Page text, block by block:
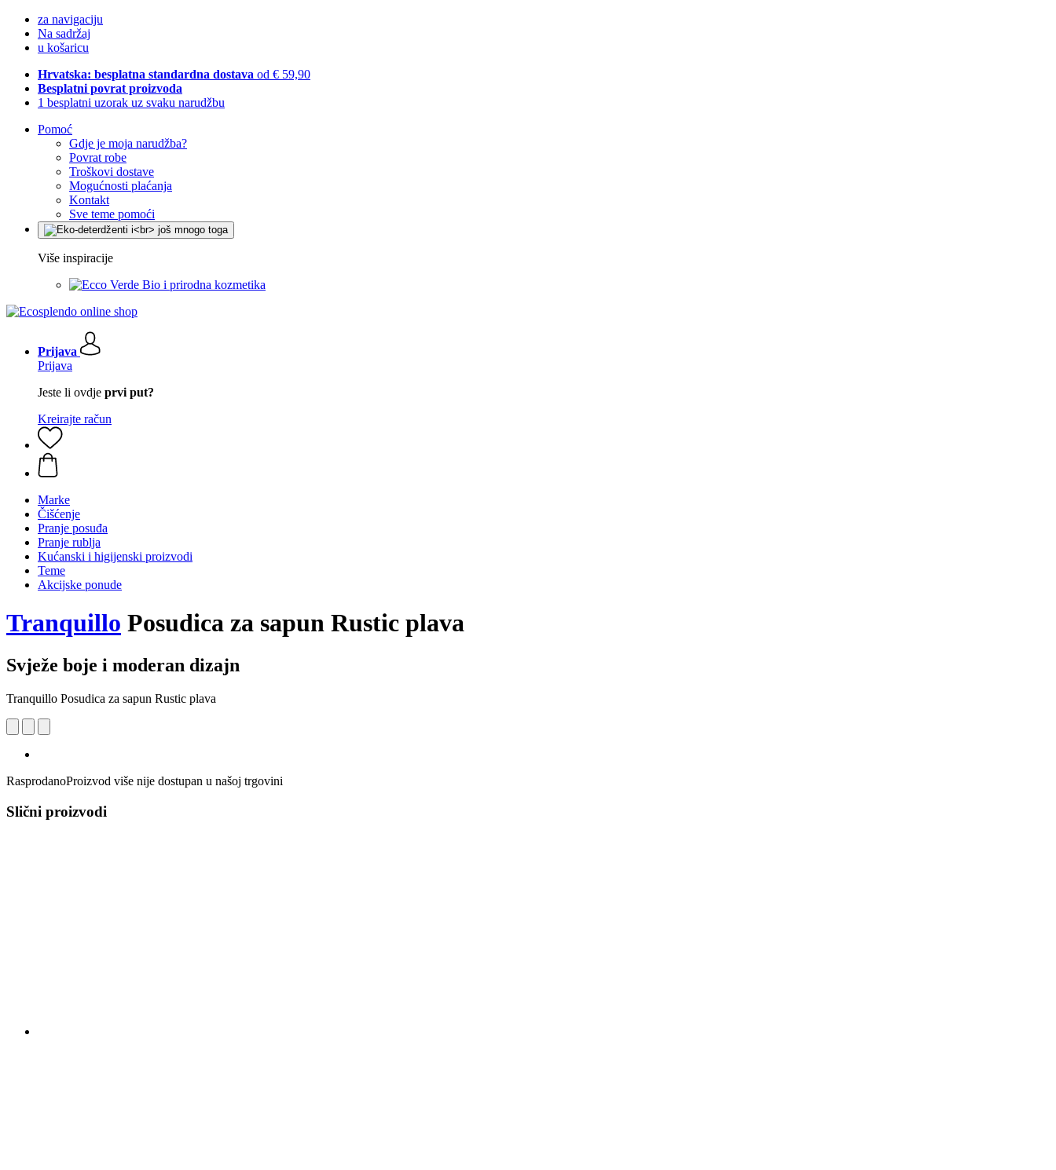
za navigaciju
Na sadržaj
u košaricu
Hrvatska: besplatna standardna dostava od € 59,90
Besplatni povrat proizvoda
1 besplatni uzorak uz svaku narudžbu
Pomoć
Gdje je moja narudžba?
Povrat robe
Troškovi dostave
Mogućnosti plaćanja
Kontakt
Sve teme pomoći
Više inspiracije
Bio i prirodna kozmetika
Prijava
Prijava
Jeste li ovdje prvi put?
Kreirajte račun
Marke
Čišćenje
Pranje posuđa
Pranje rublja
Kućanski i higijenski proizvodi
Teme
Akcijske ponude
Tranquillo Posudica za sapun Rustic plava
Svježe boje i moderan dizajn
Tranquillo Posudica za sapun Rustic plava
RasprodanoProizvod više nije dostupan u našoj trgovini
Slični proizvodi